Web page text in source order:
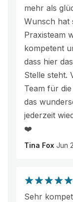
mehr als
Wunsch hat
Praxisteam
kompetent
dass hier
Stelle steht.
Team für
das
jederzeit
❤️
Tina Fox Jun
Sehr